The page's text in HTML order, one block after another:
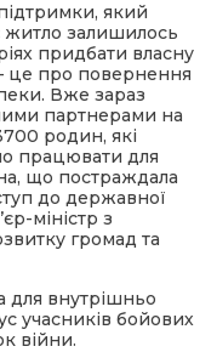
який
житло залишилось
придбати власну
це про повернення
Вже зараз
партнерами на
родин, які
працювати для
що постраждала
до державної
міністр з
громад та
для внутрішньо
учасників бойових
війни.